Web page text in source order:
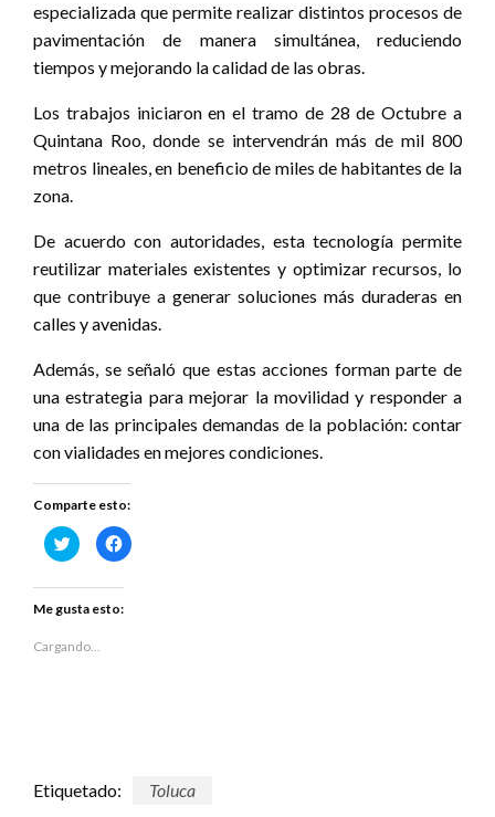
especializada que permite realizar distintos procesos de
pavimentación de manera simultánea, reduciendo
tiempos y mejorando la calidad de las obras.
Los trabajos iniciaron en el tramo de 28 de Octubre a
Quintana Roo, donde se intervendrán más de mil 800
metros lineales, en beneficio de miles de habitantes de la
zona.
De acuerdo con autoridades, esta tecnología permite
reutilizar materiales existentes y optimizar recursos, lo
que contribuye a generar soluciones más duraderas en
calles y avenidas.
Además, se señaló que estas acciones forman parte de
una estrategia para mejorar la movilidad y responder a
una de las principales demandas de la población: contar
con vialidades en mejores condiciones.
Comparte esto:
Haz
clic
en
Twitter
en
Haz
clic
Me gusta esto:
Cargando...
Etiquetado: Toluca